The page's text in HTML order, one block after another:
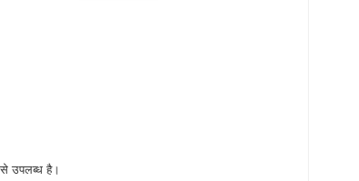
उपलब्ध है।